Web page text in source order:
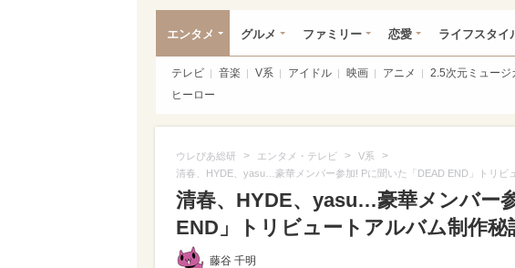
エンタメ グルメ ファミリー 恋愛 ライフスタイ
テレビ 音楽 V系 アイドル 映画 アニメ 2.5次元ミュージ
ヒーロー
ウレぴあ総研 > エンタメ・テレビ > V系 >
清春、HYDE、yasu…豪華メンバー参加! Pに聞いた「DEAD END」トリビ
清春、HYDE、yasu…豪華メンバー
END」トリビュートアルバム制作秘
藤谷 千明